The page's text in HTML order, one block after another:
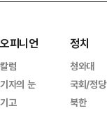
오피니언
칼럼
기자의 눈
기고
정치
청와대
국회/정당
북한